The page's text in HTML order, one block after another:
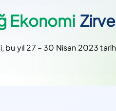
Ekonomi
yıl 27 – 30 Nisan 2023